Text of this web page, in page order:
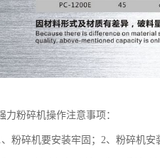
力粉碎机操作注意事项：
、粉碎机要安装牢固；2、粉碎机